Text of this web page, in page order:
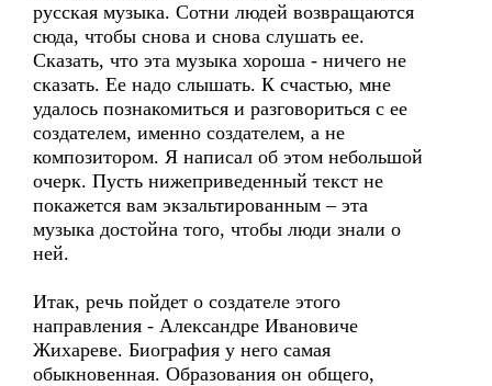
русская музыка. Сотни людей возвращаются
сюда, чтобы снова и снова слушать ее.
Сказать, что эта музыка хороша - ничего не
сказать. Ее надо слышать. К счастью, мне
удалось познакомиться и разговориться с ее
создателем, именно создателем, а не
композитором. Я написал об этом небольшой
очерк. Пусть нижеприведенный текст не
покажется вам экзальтированным – эта
музыка достойна того, чтобы люди знали о
ней.
Итак, речь пойдет о создателе этого
направления - Александре Ивановиче
Жихареве. Биография у него самая
обыкновенная. Образования он общего,